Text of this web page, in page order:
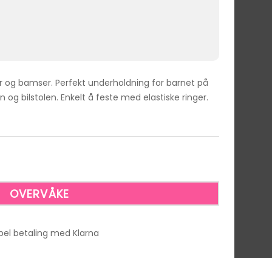
bamser. Perfekt underholdning for barnet på
og bilstolen. Enkelt å feste med elastiske ringer.
betaling med Klarna